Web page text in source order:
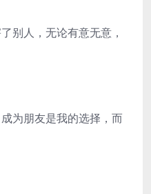
别人，无论有意无意，
为朋友是我的选择，而